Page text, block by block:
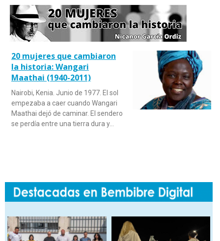
20 mujeres que cambiaron
la historia: Wangari
Maathai (1940-2011)
Nairobi, Kenia. Junio de 1977. El sol
empezaba a caer cuando Wangari
Maathai dejó de caminar. El sendero
se perdía entre una tierra dura y…